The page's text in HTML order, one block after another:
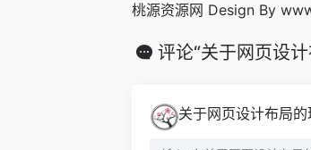
桃源资源网 Design By
评论“关于网页设
关于网页设计布局的